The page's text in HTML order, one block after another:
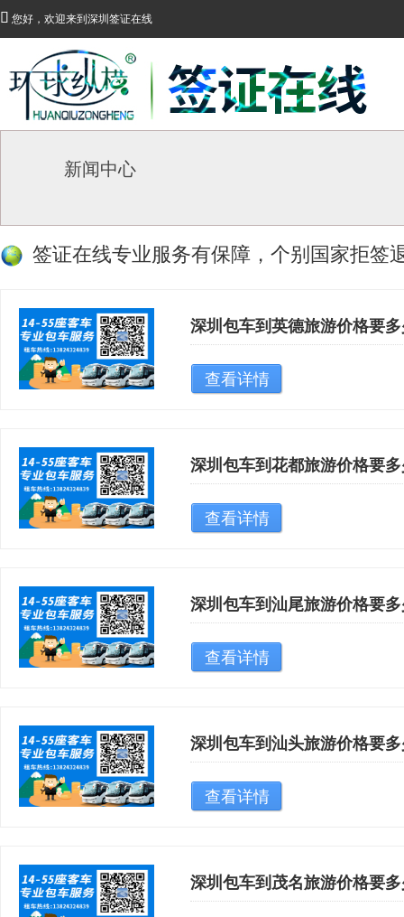
 您好，欢迎来到深圳签证在线
新闻中心
签证在线专业服务有保障，个别国家拒签
深圳包车到英德旅游价格要
查看详情
深圳包车到花都旅游价格要
查看详情
深圳包车到汕尾旅游价格要
查看详情
深圳包车到汕头旅游价格要
查看详情
深圳包车到茂名旅游价格要